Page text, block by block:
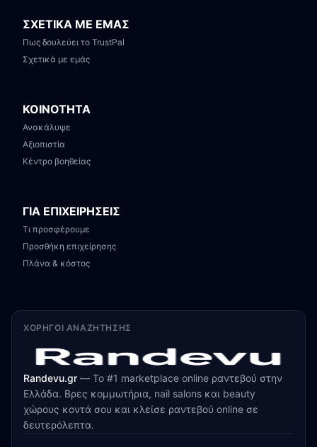
ΣΧΕΤΙΚΑ ΜΕ ΕΜΑΣ
Πως δουλεύει το TrustPal
Σχετικά με εμάς
ΚΟΙΝΟΤΗΤΑ
Ανακάλυψε
Αξιοπιστία
Κέντρο βοηθείας
ΓΙΑ ΕΠΙΧΕΙΡΗΣΕΙΣ
Τι προσφέρουμε
Προσθήκη επιχείρησης
Πλάνα & κόστος
ΧΟΡΗΓΟΊ ΑΝΑΖΉΤΗΣΗΣ
Randevu.gr — Το #1 marketplace online ραντεβού στην
Ελλάδα. Βρες κομμωτήρια, nail salons και beauty
χώρους κοντά σου και κλείσε ραντεβού online σε
δευτερόλεπτα.